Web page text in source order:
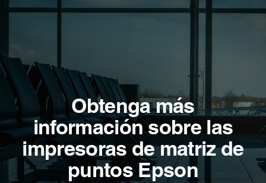
Obtenga más
información sobre las
impresoras de matriz de
puntos Epson